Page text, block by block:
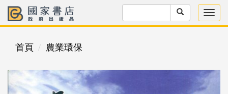
首頁 農業環保